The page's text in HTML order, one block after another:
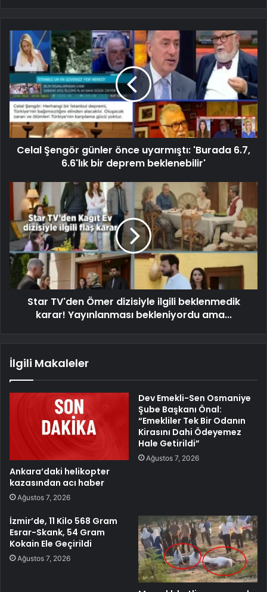
Celal Şengör günler önce uyarmıştı: 'Burada 6.7,
6.6'lık bir deprem beklenebilir'
Star TV'den Ömer dizisiyle ilgili beklenmedik
karar! Yayınlanması bekleniyordu ama...
İlgili Makaleler
Ankara’daki helikopter
kazasından acı haber
Ağustos 7, 2026
Dev Emekli-Sen Osmaniye
Şube Başkanı Önal:
“Emekliler Tek Bir Odanın
Kirasını Dahi Ödeyemez
Hale Getirildi”
Ağustos 7, 2026
İzmir’de, 11 Kilo 568 Gram
Esrar-Skank, 54 Gram
Kokain Ele Geçirildi
Ağustos 7, 2026